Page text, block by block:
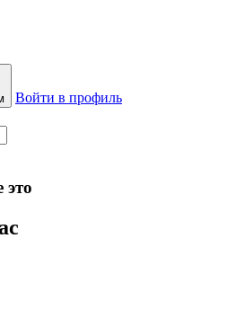
Войти в профиль